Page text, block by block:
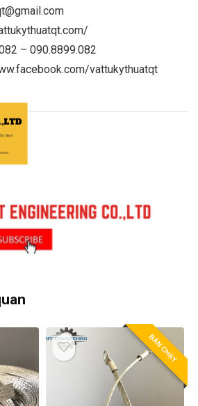
– 090.8899.082
vattukythuatqt
BÁN CHẠY